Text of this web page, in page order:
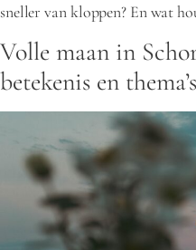
sneller van kloppen? En wat
Volle maan in
betekenis en thema’s